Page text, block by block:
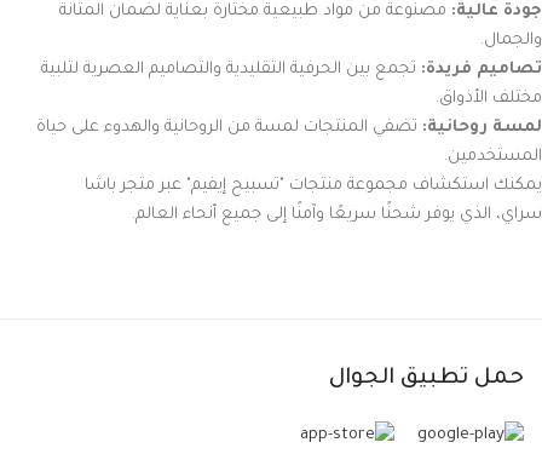
جودة عالية: مصنوعة من مواد طبيعية مختارة بعناية لضمان المتانة
والجمال.
تصاميم فريدة: تجمع بين الحرفية التقليدية والتصاميم العصرية لتلبية
مختلف الأذواق.
لمسة روحانية: تضفي المنتجات لمسة من الروحانية والهدوء على حياة
المستخدمين.
يمكنك استكشاف مجموعة منتجات "تسبيح إيفيم" عبر متجر باشا
سراي، الذي يوفر شحنًا سريعًا وآمنًا إلى جميع أنحاء العالم.
حمل تطبيق الجوال